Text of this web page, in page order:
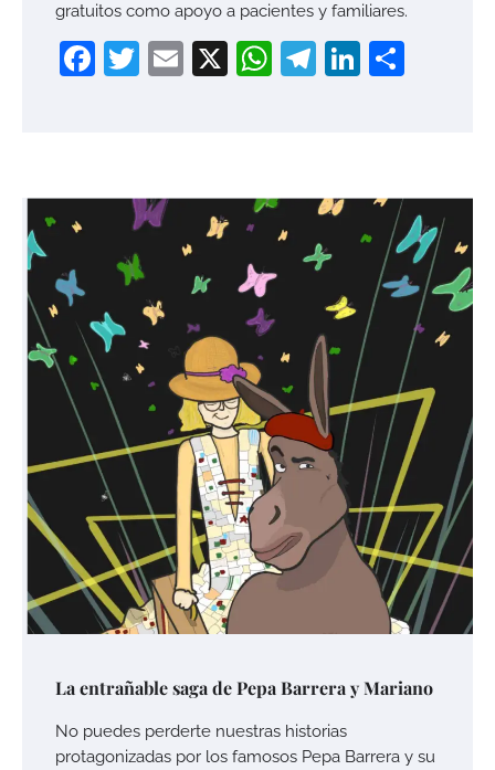
gratuitos como apoyo a pacientes y familiares.
Facebook
Twitter
Email
X WhatsApp
Telegram
La entrañable saga de Pepa Barrera y Mariano
No puedes perderte nuestras historias
protagonizadas por los famosos Pepa Barrera y su